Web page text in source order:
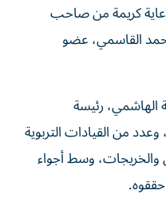
كريمة من صاحب
القاسمي، عضو
رئيسة
من القيادات التربوية
والخريجات، وسط أجواء